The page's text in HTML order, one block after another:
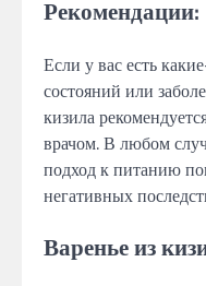
Рекомендации:
Если у вас есть
состояний или
кизила
врачом. В любом
подход к питанию
негативных
Варенье из